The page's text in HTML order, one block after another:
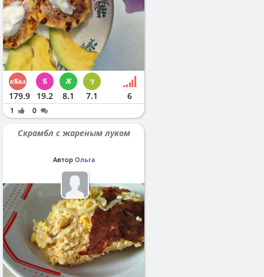
179.9 19.2 8.1 7.1 6
1 0
Скрамбл с жареным луком
Автор Ольга